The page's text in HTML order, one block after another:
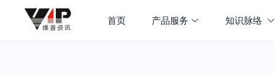
首页 产品服务 知识脉络